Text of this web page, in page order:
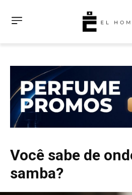
Você sabe de
samba?